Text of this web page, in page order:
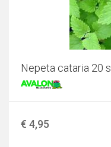
Nepeta cataria 20
€ 4,95